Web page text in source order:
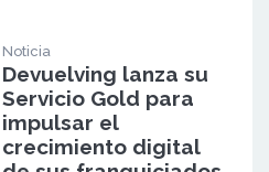
Noticia
Devuelving lanza su
Servicio Gold para
impulsar el
crecimiento digital